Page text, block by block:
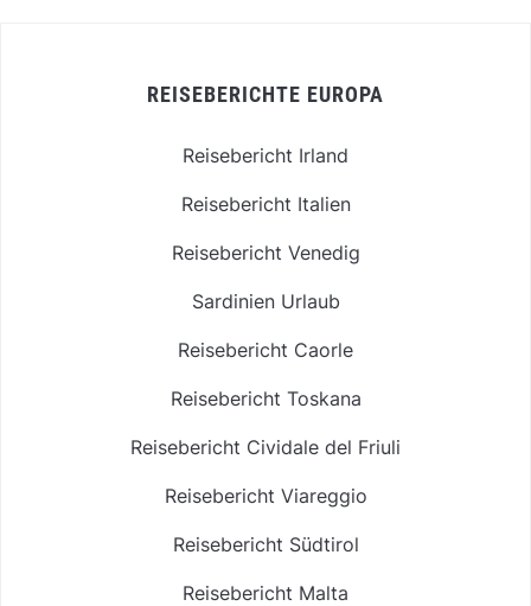
REISEBERICHTE EUROPA
Reisebericht Irland
Reisebericht Italien
Reisebericht Venedig
Sardinien Urlaub
Reisebericht Caorle
Reisebericht Toskana
Reisebericht Cividale del Friuli
Reisebericht Viareggio
Reisebericht Südtirol
Reisebericht Malta